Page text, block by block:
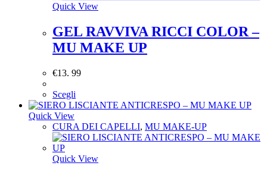
Quick View
GEL RAVVIVA RICCI COLOR –
MU MAKE UP
€13. 99
Scegli
Quick View
CURA DEI CAPELLI, MU MAKE-UP
Quick View